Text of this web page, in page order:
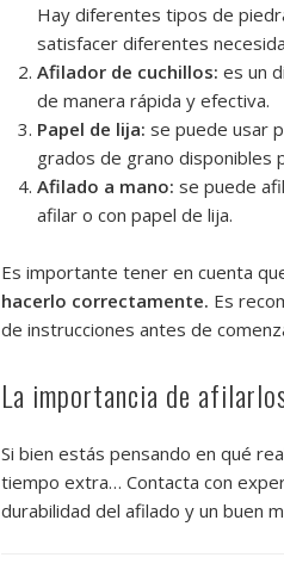
Hay diferentes tipos de
satisfacer diferentes
Afilador de cuchillos: es un
de manera rápida y efectiva.
Papel de lija: se puede usar
grados de grano disponibles
Afilado a mano: se puede
afilar o con papel de lija.
Es importante tener en cuenta
hacerlo correctamente. Es
de instrucciones antes de
La importancia de
Si bien estás pensando en qué
tiempo extra… Contacta con
durabilidad del afilado y un buen